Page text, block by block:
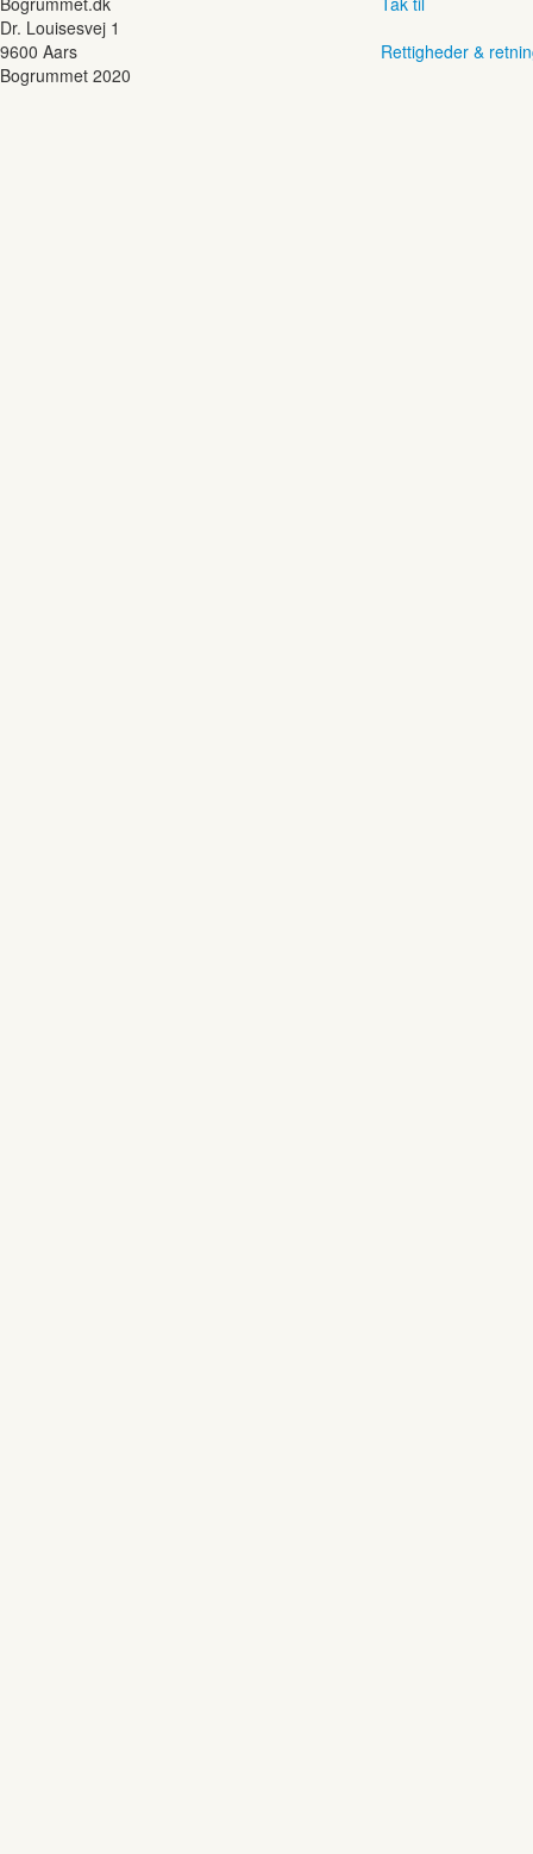
Dr. Louisesvej 1
9600 Aars
Rettigheder &
Bogrummet 2020